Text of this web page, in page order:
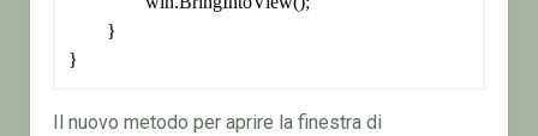
}
Il nuovo metodo per aprire la finestra di